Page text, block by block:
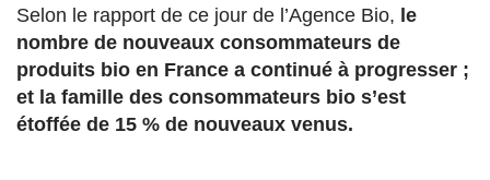
Selon le rapport de ce jour de l’Agence Bio, le
nombre de nouveaux consommateurs de
produits bio en France a continué à progresser ;
et la famille des consommateurs bio s’est
étoffée de 15 % de nouveaux venus.